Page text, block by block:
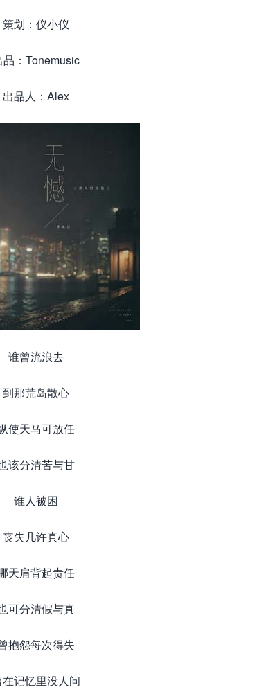
策划：仪小仪
品：Tonemusic
出品人：Alex
谁曾流浪去
到那荒岛散心
使天马可放任
该分清苦与甘
谁人被困
丧失几许真心
天肩背起责任
可分清假与真
抱怨每次得失
记忆里没人问